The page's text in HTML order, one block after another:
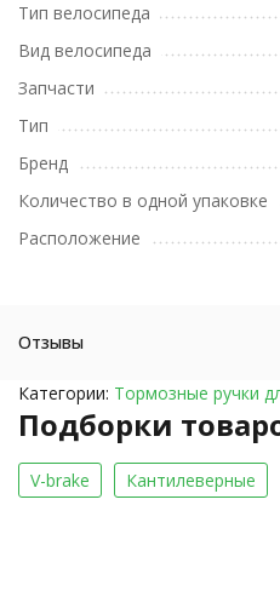
Тип велосипеда
Вид велосипеда
Запчасти
Тип
Бренд
Количество в одной упаковке
Расположение
Отзывы
Категории: Тормозные ручки
Подборки
V-brake Кантилеверные